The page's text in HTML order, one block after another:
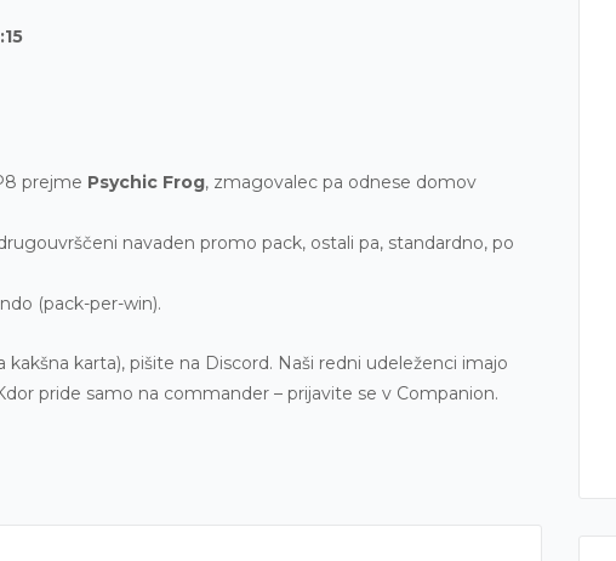
prejme Psychic Frog, zmagovalec pa odnese domov
navaden promo pack, ostali pa, standardno, po
(pack-per-win).
karta), pišite na Discord. Naši redni udeleženci imajo
pride samo na commander – prijavite se v Companion.